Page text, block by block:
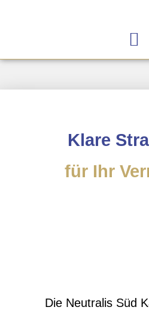
Klare
für Ihr
Die Neutralis Süd